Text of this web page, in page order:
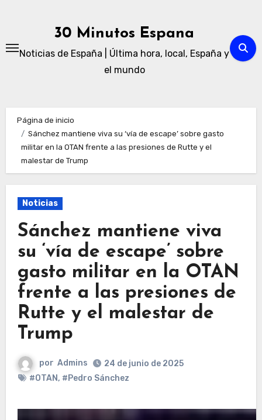
30 Minutos Espana
Noticias de España | Última hora, local, España y
el mundo
Página de inicio
Sánchez mantiene viva su ‘vía de escape’ sobre gasto
militar en la OTAN frente a las presiones de Rutte y el
malestar de Trump
Noticias
Sánchez mantiene viva
su ‘vía de escape’ sobre
gasto militar en la OTAN
frente a las presiones de
Rutte y el malestar de
Trump
por Admins
24 de junio de 2025
#OTAN, #Pedro Sánchez